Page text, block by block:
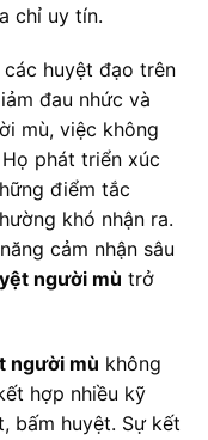
chỉ uy tín.
huyệt đạo trên
đau nhức và
mù, việc không
phát triển xúc
điểm tắc
khó nhận ra.
cảm nhận sâu
người mù trở
người mù không
hợp nhiều kỹ
bấm huyệt. Sự kết